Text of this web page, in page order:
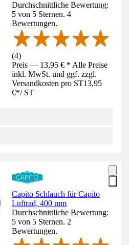
Durchschnittliche Bewertung:
5 von 5 Sternen. 4
Bewertungen.
(4)
Preis — 13,95 € * Alle Preise
inkl. MwSt. und ggf. zzgl.
Versandkosten pro ST13,95
€*/ ST
Capito Schlauch für Capito
Luftrad, 400 mm
Durchschnittliche Bewertung:
5 von 5 Sternen. 2
Bewertungen.